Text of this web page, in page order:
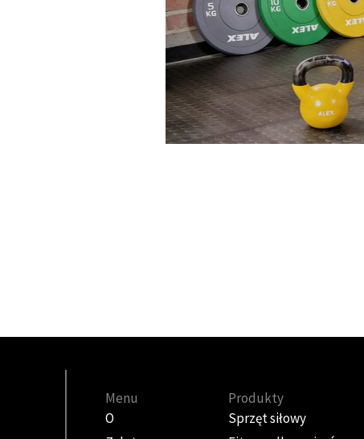
Menu
O
Produkty
Sprzęt siłowy